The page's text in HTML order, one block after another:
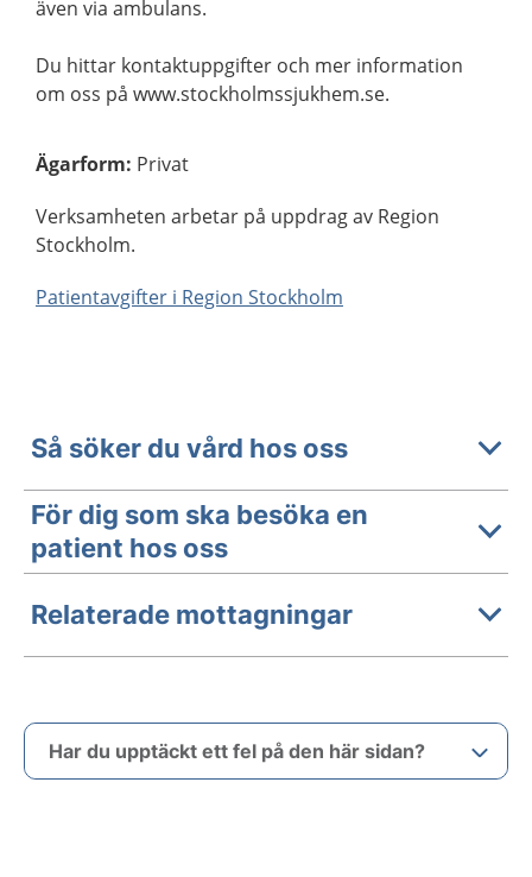
även via ambulans.
Du hittar kontaktuppgifter och mer information
om oss på www.stockholmssjukhem.se.
Ägarform: Privat
Verksamheten arbetar på uppdrag av Region
Stockholm.
Patientavgifter i Region Stockholm
Så söker du vård hos oss
För dig som ska besöka en
patient hos oss
Relaterade mottagningar
Har du upptäckt ett fel på den här sidan?